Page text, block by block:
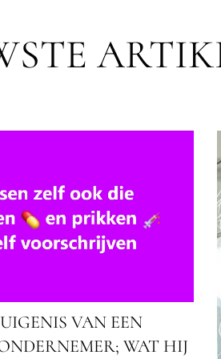
VAN EEN
WAT HIJ